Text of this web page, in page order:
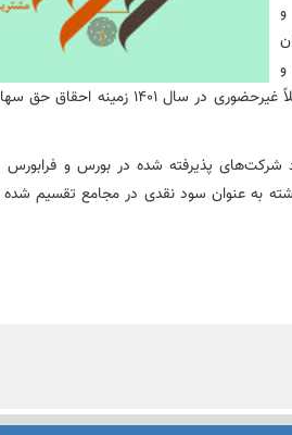
تسهیل مجوزهای كسب‌و‌كار بی‌اغماض عمل می‌كنیم
و
سنواتی شرکت‌ها از طریق سامانه سجام به صورت کاملاً غیرحضوری
میلیارد تومان سود شرکت‌های پذیرفته شده در بورس و
در سال گذشته به عنوان سود نقدی در مجامع تقسیم